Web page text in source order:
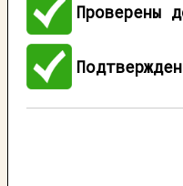
Проверены